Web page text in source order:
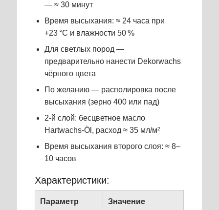
— ≈ 30 минут
Время высыхания: ≈ 24 часа при
+23 °C и влажности 50 %
Для светлых пород —
предварительно нанести Dekorwachs
чёрного цвета
По желанию — располировка после
высыхания (зерно 400 или пад)
2-й слой: бесцветное масло
Hartwachs-Öl, расход ≈ 35 мл/м²
Время высыхания второго слоя: ≈ 8–
10 часов
Характеристики:
Параметр Значение